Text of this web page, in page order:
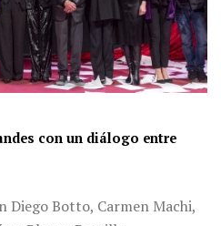
con un diálogo entre
Diego Botto, Carmen Machi,